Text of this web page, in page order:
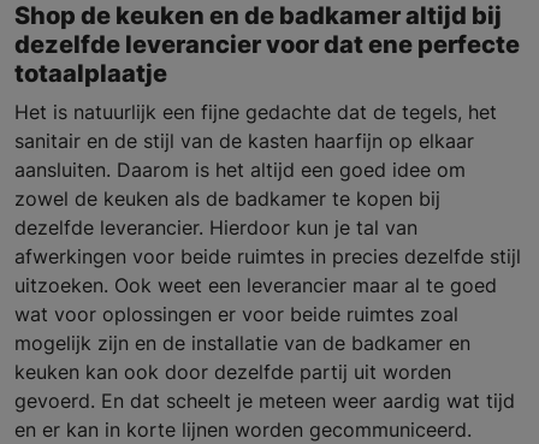
Shop de keuken en de badkamer altijd bij
dezelfde leverancier voor dat ene perfecte
totaalplaatje
Het is natuurlijk een fijne gedachte dat de tegels, het
sanitair en de stijl van de kasten haarfijn op elkaar
aansluiten. Daarom is het altijd een goed idee om
zowel de keuken als de badkamer te kopen bij
dezelfde leverancier. Hierdoor kun je tal van
afwerkingen voor beide ruimtes in precies dezelfde stijl
uitzoeken. Ook weet een leverancier maar al te goed
wat voor oplossingen er voor beide ruimtes zoal
mogelijk zijn en de installatie van de badkamer en
keuken kan ook door dezelfde partij uit worden
gevoerd. En dat scheelt je meteen weer aardig wat tijd
en er kan in korte lijnen worden gecommuniceerd.